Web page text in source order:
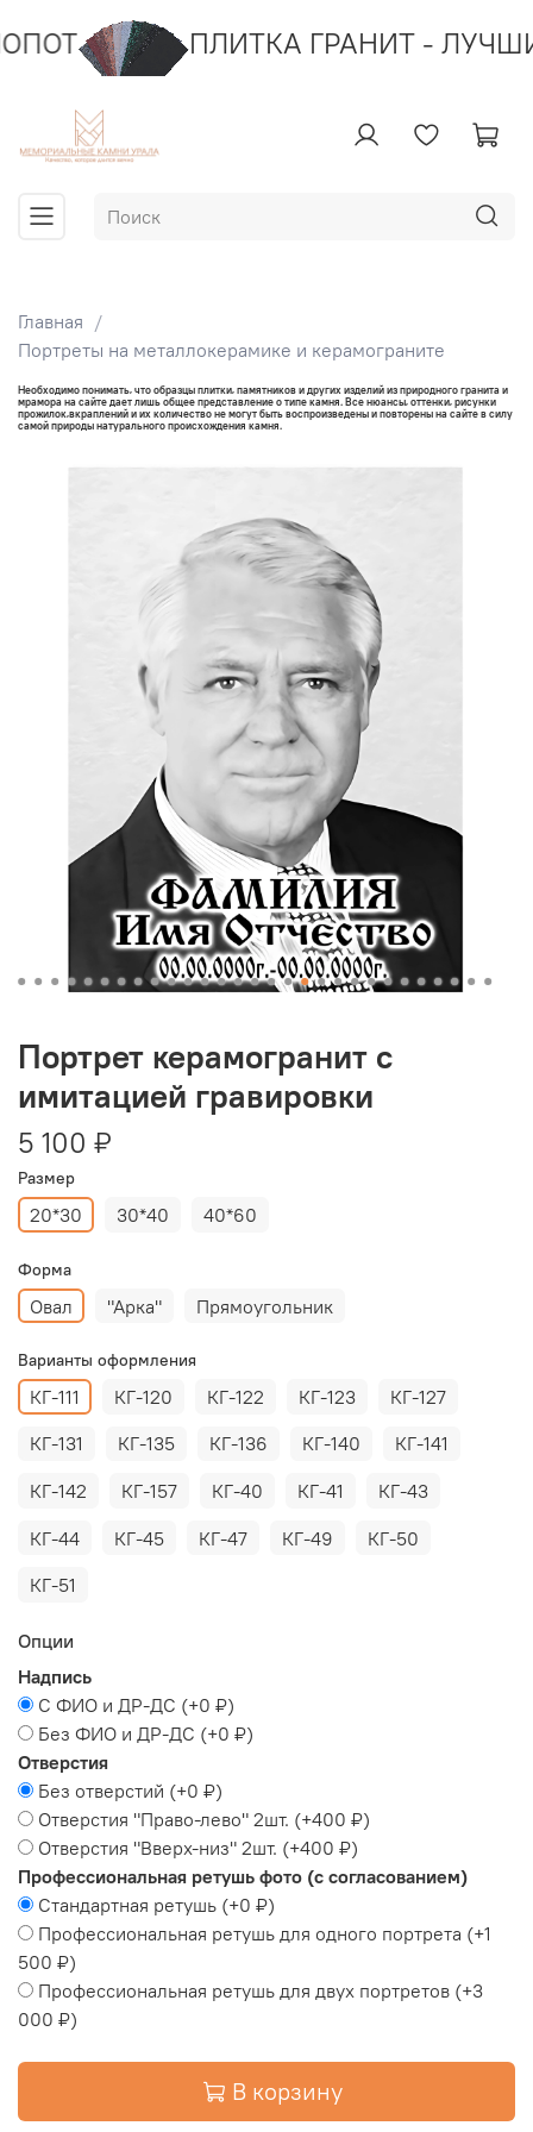
ПЛИТКА ГРАНИТ - ЛУЧШИЕ
Главная
Портреты на металлокерамике и керамограните
Необходимо понимать, что образцы плитки, памятников и других изделий из природного гранита и
мрамора на сайте дает лишь общее представление о типе камня. Все нюансы, оттенки, рисунки
прожилок,вкраплений и их количество не могут быть воспроизведены и повторены на сайте в силу
самой природы натурального происхождения камня.
Портрет керамогранит с
имитацией гравировки
5 100 ₽
Размер
20*30 30*40 40*60
Форма
Овал "Арка" Прямоугольник
Варианты оформления
КГ-111 КГ-120 КГ-122 КГ-123
КГ-127
КГ-131
КГ-135 КГ-136 КГ-140
КГ-141
КГ-142
КГ-157 КГ-40 КГ-41
КГ-43
КГ-44
КГ-45 КГ-47 КГ-49
КГ-50
КГ-51
Опции
Надпись
С ФИО и ДР-ДС (+0 ₽)
Без ФИО и ДР-ДС (+0 ₽)
Отверстия
Без отверстий (+0 ₽)
Отверстия "Право-лево" 2шт. (+400 ₽)
Отверстия "Вверх-низ" 2шт. (+400 ₽)
Профессиональная ретушь фото (с согласованием)
Стандартная ретушь (+0 ₽)
Профессиональная ретушь для одного портрета (+1
500 ₽)
Профессиональная ретушь для двух портретов (+3
000 ₽)
В корзину